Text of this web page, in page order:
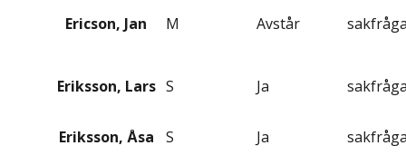
Ericson, Jan M Avstår
Eriksson, Lars S Ja
Eriksson, Åsa S Ja